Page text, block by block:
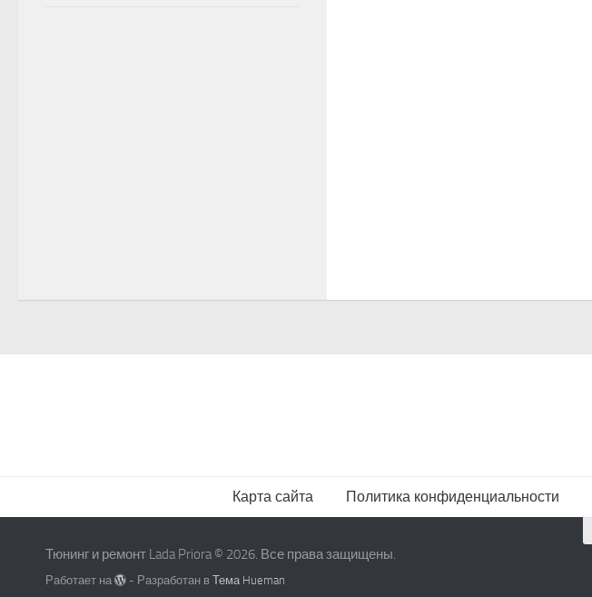
Карта сайта Политика конфиденциальности
Тюнинг и ремонт Lada Priora © 2026. Все права защищены.
Работает на - Разработан вТема Hueman